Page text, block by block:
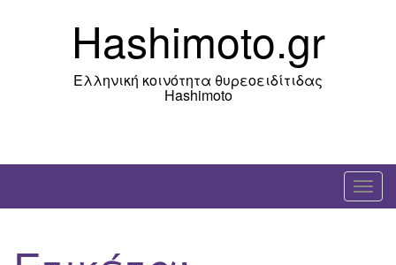
Hashimoto.gr
Ελληνική κοινότητα θυρεοειδίτιδας
Hashimoto
T
o